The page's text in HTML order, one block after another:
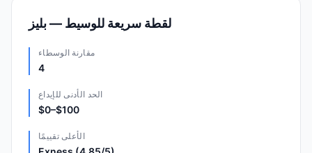
لقطة سريعة للوسيط — بليز
مقارنة الوسطاء
4
الحد الأدنى للإيداع
$0–$100
الأعلى تقييمًا